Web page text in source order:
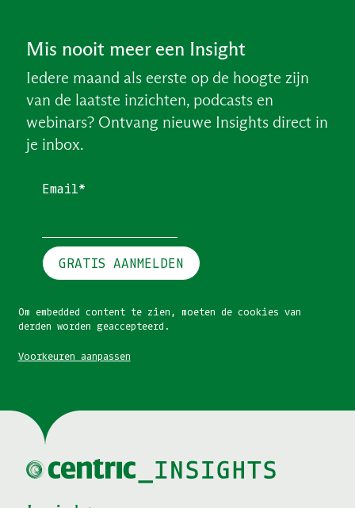
Mis nooit meer een Insight
Iedere maand als eerste op de hoogte zijn
van de laatste inzichten, podcasts en
webinars? Ontvang nieuwe Insights direct in
je inbox.
Email*
GRATIS AANMELDEN
Om embedded content te zien, moeten de cookies van
derden worden geaccepteerd.
Voorkeuren aanpassen